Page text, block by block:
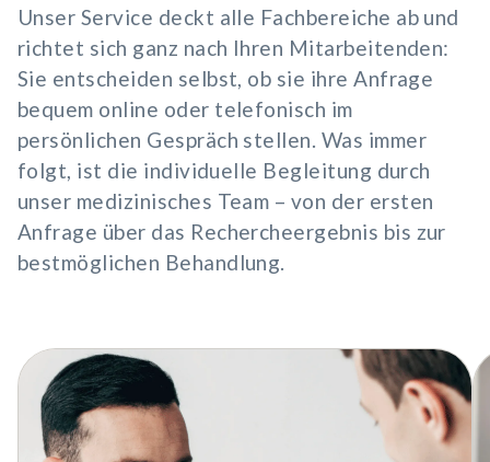
Unser Service deckt alle Fachbereiche ab und
richtet sich ganz nach Ihren Mitarbeitenden:
Sie entscheiden selbst, ob sie ihre Anfrage
bequem online oder telefonisch im
persönlichen Gespräch stellen. Was immer
folgt, ist die individuelle Begleitung durch
unser medizinisches Team – von der ersten
Anfrage über das Rechercheergebnis bis zur
bestmöglichen Behandlung.